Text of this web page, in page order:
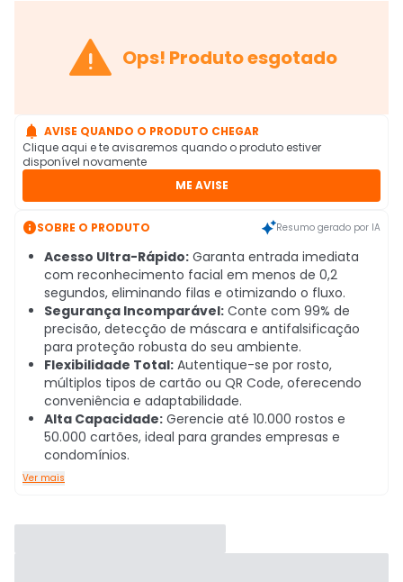
 Ops! Produto esgotado
 AVISE QUANDO O PRODUTO CHEGAR
Clique aqui e te avisaremos quando o produto estiver
disponível novamente
ME AVISE
SOBRE O PRODUTO Resumo gerado por IA
Acesso Ultra-Rápido: Garanta entrada imediata
com reconhecimento facial em menos de 0,2
segundos, eliminando filas e otimizando o fluxo.
Segurança Incomparável: Conte com 99% de
precisão, detecção de máscara e antifalsificação
para proteção robusta do seu ambiente.
Flexibilidade Total: Autentique-se por rosto,
múltiplos tipos de cartão ou QR Code, oferecendo
conveniência e adaptabilidade.
Alta Capacidade: Gerencie até 10.000 rostos e
50.000 cartões, ideal para grandes empresas e
condomínios.
Ver mais